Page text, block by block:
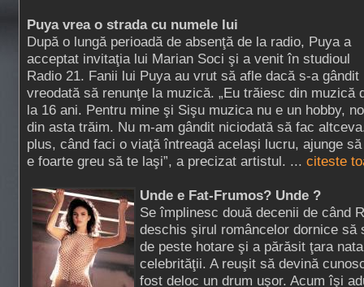
Puya vrea o strada cu numele lui
După o lungă perioadă de absenţă de la radio, Puya a
acceptat invitaţia lui Marian Soci şi a venit în studioul
Radio 21. Fanii lui Puya au vrut să afle dacă s-a gândit
vreodată să renunţe la muzică. „Eu trăiesc din muzică
la 16 ani. Pentru mine şi Sişu muzica nu e un hobby,
din asta trăim. Nu m-am gândit niciodată să fac
plus, când faci o viaţă întreagă acelaşi lucru, ajunge
e foarte greu să te laşi”, a precizat artistul. ... citeste
Unde e Fat-Frumos? Unde ?
Se împlinesc două decenii de când
deschis şirul româncelor dornice să
de peste hotare şi a părăsit ţara
celebrităţii. A reuşit să devină
fost deloc un drum uşor. Acum îşi